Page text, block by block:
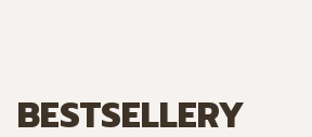
BESTSELLERY